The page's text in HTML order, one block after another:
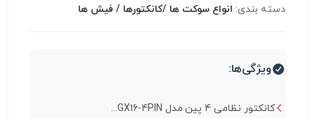
دسته بندی: انواع سوكت ها /کانکتورها / فیش ها
ویژگی‌ها:
کانکتور نظامی 4 پین مدل GX16-4PIN...